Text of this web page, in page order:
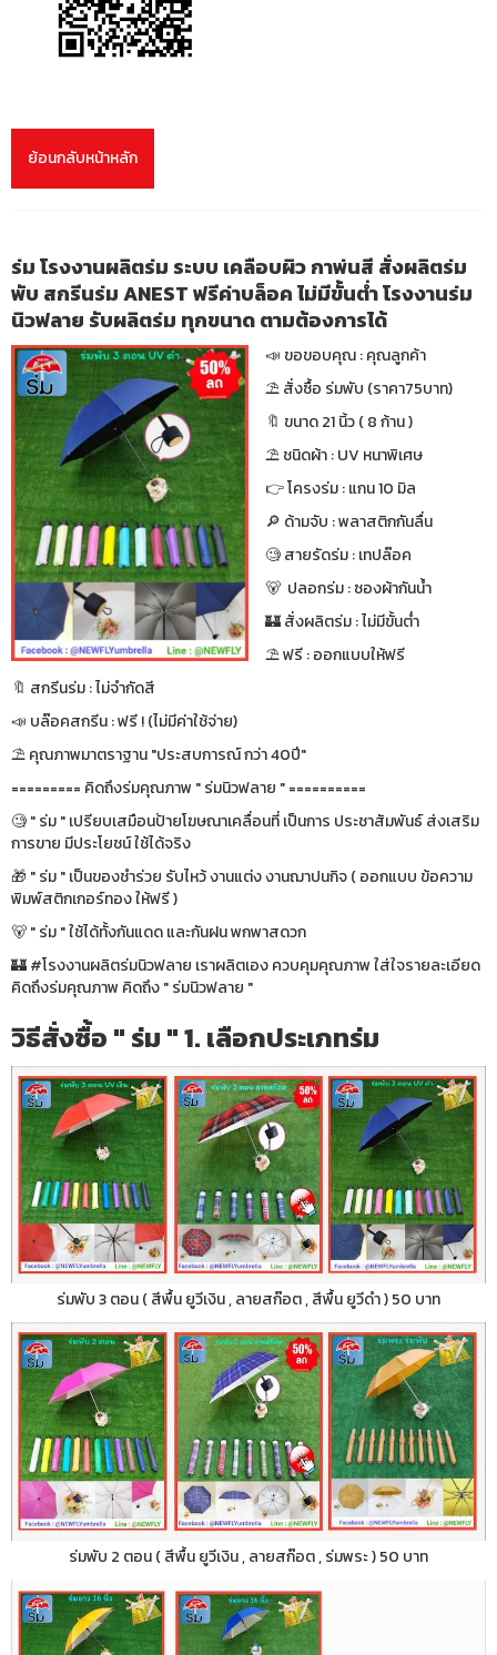
ย้อนกลับหน้าหลัก
ร่ม โรงงานผลิตร่ม ระบบ เคลือบผิว กาพ่นสี สั่งผลิตร่ม
พับ สกรีนร่ม ANEST ฟรีค่าบล็อค ไม่มีขั้นต่ำ โรงงานร่ม
นิวฟลาย รับผลิตร่ม ทุกขนาด ตามต้องการได้
📣 ขอขอบคุณ : คุณลูกค้า
⛱ สั่งซื้อ ร่มพับ (ราคา75บาท)
🔖 ขนาด 21 นิ้ว ( 8 ก้าน )
⛱ ชนิดผ้า : UV หนาพิเศษ
👉 โครงร่ม : แกน 10 มิล
🔎 ด้ามจับ : พลาสติกกันลื่น
🧐 สายรัดร่ม : เทปล๊อค
🐻 ปลอกร่ม : ซองผ้ากันน้ำ
🏰 สั่งผลิตร่ม : ไม่มีขั้นต่ำ
⛱ ฟรี : ออกแบบให้ฟรี
🔖 สกรีนร่ม : ไม่จำกัดสี
📣 บล๊อคสกรีน : ฟรี ! (ไม่มีค่าใช้จ่าย)
⛱ คุณภาพมาตราฐาน "ประสบการณ์ กว่า 40ปี"
========= คิดถึงร่มคุณภาพ " ร่มนิวฟลาย " ==========
🧐 " ร่ม " เปรียบเสมือนป้ายโฆษณาเคลื่อนที่ เป็นการ ประชาสัมพันธ์ ส่งเสริม
การขาย มีประโยชน์ ใช้ได้จริง
🎁 " ร่ม " เป็นของชำร่วย รับไหว้ งานแต่ง งานฌาปนกิจ ( ออกแบบ ข้อความ
พิมพ์สติกเกอร์ทอง ให้ฟรี )
🐻 " ร่ม " ใช้ได้ทั้งกันแดด และกันฝน พกพาสดวก
🏰 #โรงงานผลิตร่มนิวฟลาย เราผลิตเอง ควบคุมคุณภาพ ใส่ใจรายละเอียด
คิดถึงร่มคุณภาพ คิดถึง " ร่มนิวฟลาย "
วิธีสั่งซื้อ " ร่ม " 1. เลือกประเภทร่ม
ร่มพับ 3 ตอน ( สีพื้น ยูวีเงิน , ลายสก๊อต , สีพื้น ยูวีดำ ) 50 บาท
ร่มพับ 2 ตอน ( สีพื้น ยูวีเงิน , ลายสก๊อต , ร่มพระ ) 50 บาท